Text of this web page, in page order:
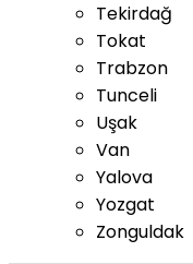
Tekirdağ
Tokat
Trabzon
Tunceli
Uşak
Van
Yalova
Yozgat
Zonguldak